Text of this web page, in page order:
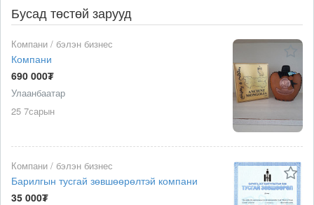
Бусад төстөй зарууд
Компани / бэлэн бизнес
Компани
690 000₮
Улаанбаатар
25 7сарын
Компани / бэлэн бизнес
Барилгын тусгай зөвшөөрөлтэй компани
35 000₮